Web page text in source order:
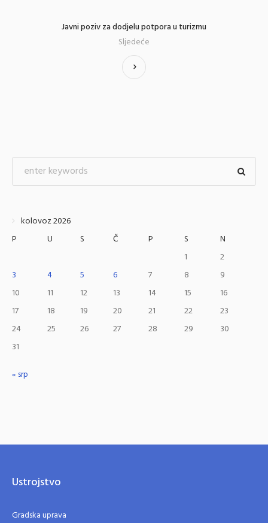
Javni poziv za dodjelu potpora u turizmu
Sljedeće
kolovoz 2026
P
U S Č P S
N
1
2
3
4 5 6 7 8
9
10
11 12 13 14 15
16
17
18 19 20 21 22
23
24
25 26 27 28 29
30
31
« srp
Ustrojstvo
Gradska uprava